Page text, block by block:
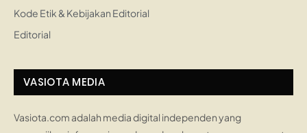
Kode Etik & Kebijakan Editorial
Editorial
VASIOTA MEDIA
Vasiota.com adalah media digital independen yang